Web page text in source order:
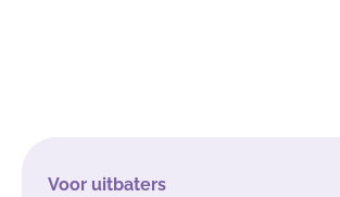
Voor uitbaters